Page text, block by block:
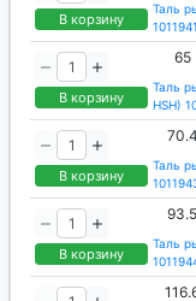
В корзину
Таль
1011941
В корзину
65
Таль
HSH)
В корзину
70.4
Таль
В корзину
93.5
Таль